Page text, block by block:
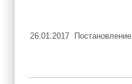
26.01.2017 Постановление